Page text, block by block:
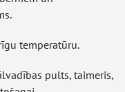
temperatūru.
pults, taimeris,